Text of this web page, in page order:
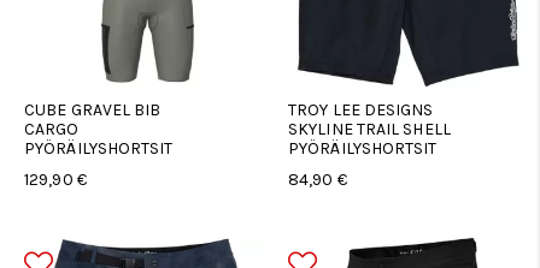
CUBE GRAVEL BIB
CARGO
PYÖRÄILYSHORTSIT
129,90 €
TROY LEE DESIGNS
SKYLINE TRAIL SHELL
PYÖRÄILYSHORTSIT
84,90 €